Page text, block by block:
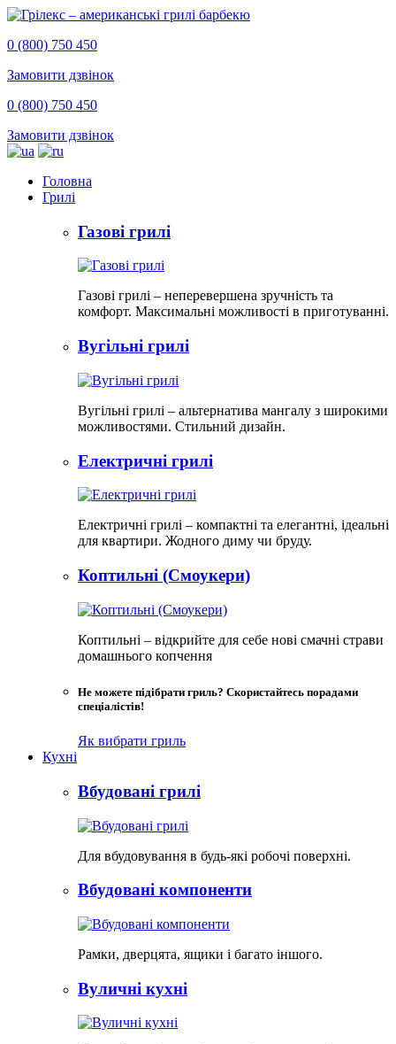
0 (800) 750 450
Замовити дзвінок
0 (800) 750 450
Замовити дзвінок
Головна
Грилі
Газові грилі
Газові грилі – неперевершена зручність та
комфорт. Максимальні можливості в приготуванні.
Вугільні грилі
Вугільні грилі – альтернатива мангалу з широкими
можливостями. Стильний дизайн.
Електричні грилі
Електричні грилі – компактні та елегантні, ідеальні
для квартири. Жодного диму чи бруду.​
Коптильні (Смоукери)
Коптильні – відкрийте для себе нові смачні страви
домашнього копчення
Не можете підібрати гриль? Скористайтесь порадами
спеціалістів!
Як вибрати гриль
Кухні
Вбудовані грилі
Для вбудовування в будь-які робочі поверхні.
Вбудовані компоненти
Рамки, дверцята, ящики і багато іншого.
Вуличні кухні